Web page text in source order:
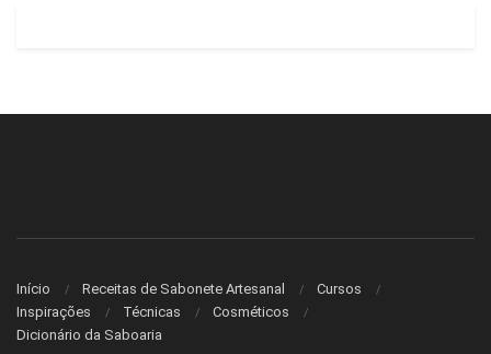
Início Receitas de Sabonete Artesanal
Cursos
Inspirações
Técnicas
Cosméticos
Dicionário da Saboaria